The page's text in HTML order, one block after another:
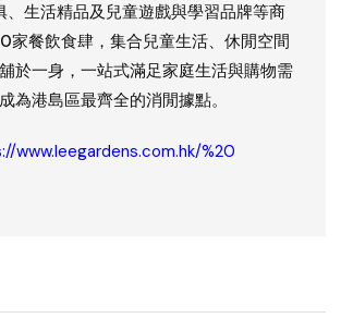
、生活精品及兒童遊戲與學習品牌等商
家餐飲食肆，集合兒童生活、休閒空間
於一身，一站式滿足家庭生活與購物需
為港島區最齊全的消閒據點。
www.leegardens.com.hk/%20